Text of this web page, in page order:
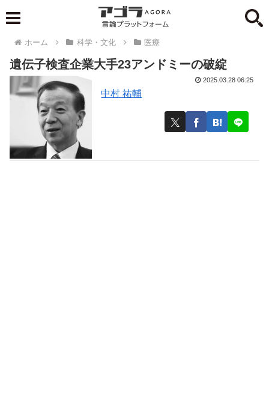
ホーム 科学・文化 医療
遺伝子検査企業大手23アンドミーの破綻
中村 祐輔
2025.03.28 06:25